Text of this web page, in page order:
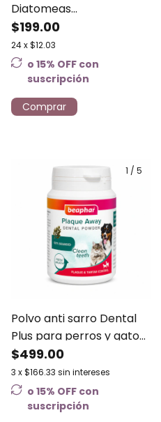
Diatomeas
antiparasitario natural
para perro y gato 100gr -
PETMET
$199.00
24x$12.03
o 15% OFF con
suscripción
Comprar
1 / 5
Polvo anti sarro Dental
Plus para perros y gatos
Beaphar 75 gr
$499.00
3 x$166.33 sin intereses
o 15% OFF con
suscripción